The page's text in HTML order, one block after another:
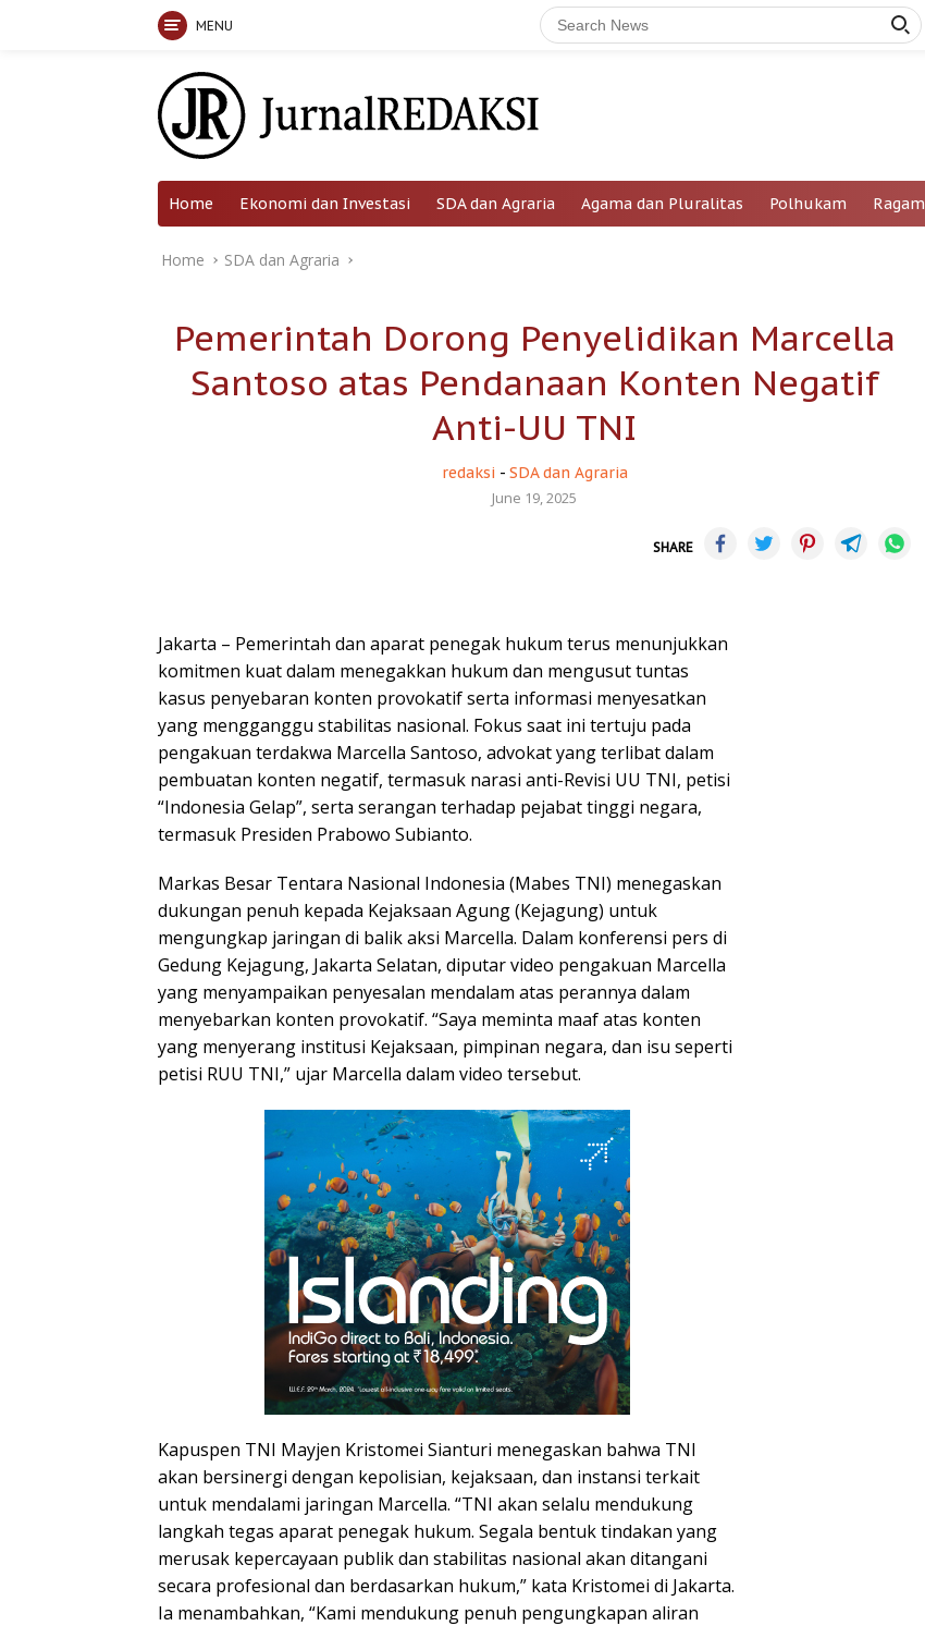
MENU
Home Ekonomi dan Investasi SDA dan Agraria Agama dan Pluralitas Polhukam Ragam
Home SDA dan Agraria
Pemerintah Dorong Penyelidikan Marcella
Santoso atas Pendanaan Konten Negatif
Anti-UU TNI
redaksi - SDA dan Agraria
June 19, 2025
SHARE
Jakarta – Pemerintah dan aparat penegak hukum terus menunjukkan
komitmen kuat dalam menegakkan hukum dan mengusut tuntas
kasus penyebaran konten provokatif serta informasi menyesatkan
yang mengganggu stabilitas nasional. Fokus saat ini tertuju pada
pengakuan terdakwa Marcella Santoso, advokat yang terlibat dalam
pembuatan konten negatif, termasuk narasi anti-Revisi UU TNI, petisi
“Indonesia Gelap”, serta serangan terhadap pejabat tinggi negara,
termasuk Presiden Prabowo Subianto.
Markas Besar Tentara Nasional Indonesia (Mabes TNI) menegaskan
dukungan penuh kepada Kejaksaan Agung (Kejagung) untuk
mengungkap jaringan di balik aksi Marcella. Dalam konferensi pers di
Gedung Kejagung, Jakarta Selatan, diputar video pengakuan Marcella
yang menyampaikan penyesalan mendalam atas perannya dalam
menyebarkan konten provokatif. “Saya meminta maaf atas konten
yang menyerang institusi Kejaksaan, pimpinan negara, dan isu seperti
petisi RUU TNI,” ujar Marcella dalam video tersebut.
Kapuspen TNI Mayjen Kristomei Sianturi menegaskan bahwa TNI
akan bersinergi dengan kepolisian, kejaksaan, dan instansi terkait
untuk mendalami jaringan Marcella. “TNI akan selalu mendukung
langkah tegas aparat penegak hukum. Segala bentuk tindakan yang
merusak kepercayaan publik dan stabilitas nasional akan ditangani
secara profesional dan berdasarkan hukum,” kata Kristomei di Jakarta.
Ia menambahkan, “Kami mendukung penuh pengungkapan aliran